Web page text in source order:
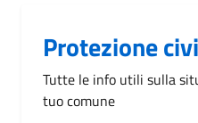
Protezione
Tutte le info utili sulla
tuo comune